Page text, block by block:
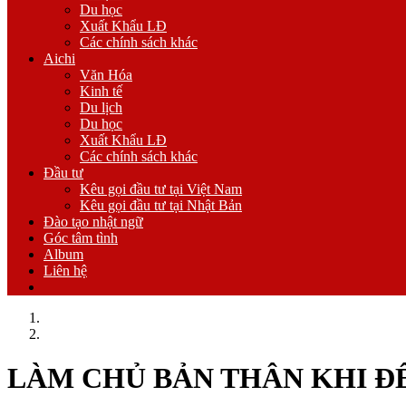
Du học
Xuất Khẩu LĐ
Các chính sách khác
Aichi
Văn Hóa
Kinh tế
Du lịch
Du học
Xuất Khẩu LĐ
Các chính sách khác
Đầu tư
Kêu gọi đầu tư tại Việt Nam
Kêu gọi đầu tư tại Nhật Bản
Đào tạo nhật ngữ
Góc tâm tình
Album
Liên hệ
LÀM CHỦ BẢN THÂN KHI